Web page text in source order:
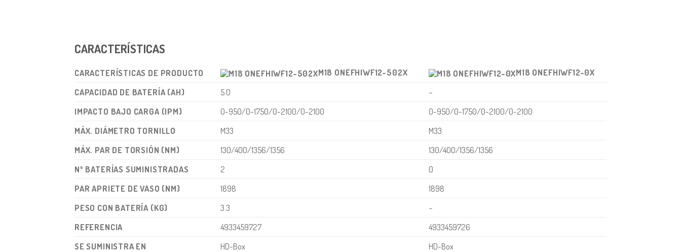
CARACTERÍSTICAS
CARACTERÍSTICAS DE PRODUCTO M18 ONEFHIWF12-502X
M18 ONEFHIWF12-0X
CAPACIDAD DE BATERÍA (AH)
5.0
−
IMPACTO BAJO CARGA (IPM)
0-950/0-1750/0-2100/0-2100
0-950/0-1750/0-2100/0-2100
MÁX. DIÁMETRO TORNILLO
M33
M33
MÁX. PAR DE TORSIÓN (NM)
130/400/1356/1356
130/400/1356/1356
Nº BATERÍAS SUMINISTRADAS
2
0
PAR APRIETE DE VASO (NM)
1898
1898
PESO CON BATERÍA (KG)
3.3
−
REFERENCIA
4933459727
4933459726
SE SUMINISTRA EN
HD-Box
HD-Box